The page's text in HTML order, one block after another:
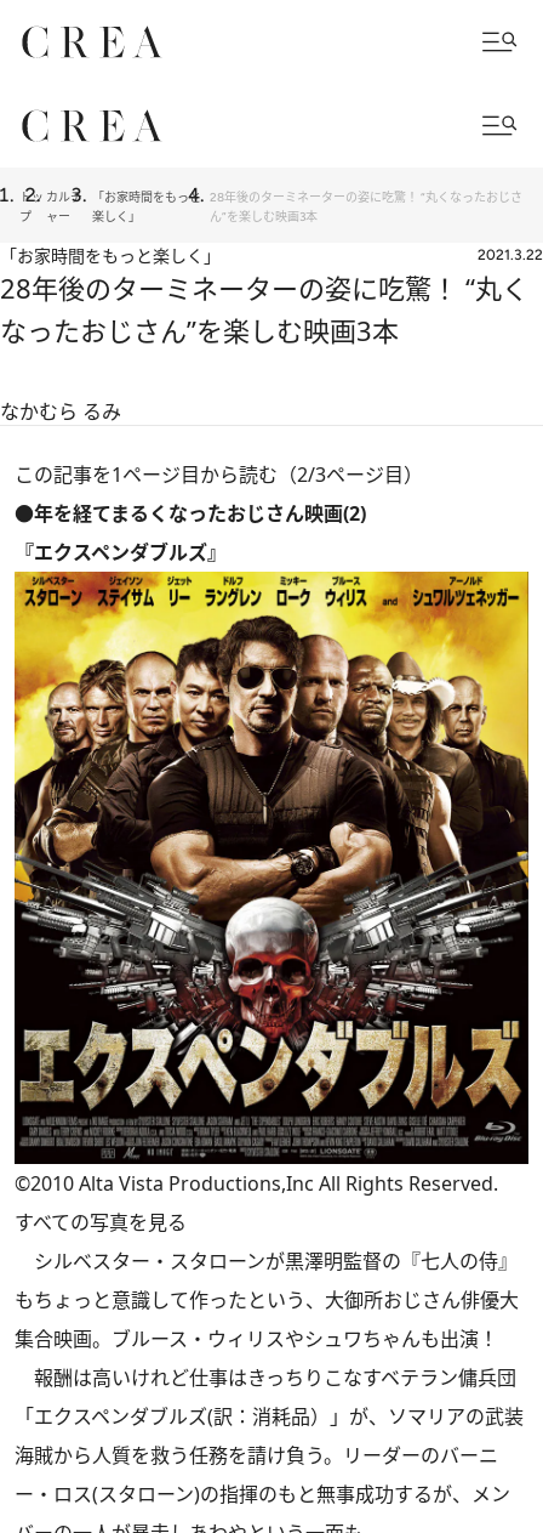
トッ
プ
カルチ
ャー
「お家時間をもっと
楽しく」
28年後のターミネーターの姿に吃驚！ “丸くなったおじさ
ん”を楽しむ映画3本
「お家時間をもっと楽しく」 2021.3.22
28年後のターミネーターの姿に吃驚！ “丸く
なったおじさん”を楽しむ映画3本
なかむら るみ
この記事を1ページ目から読む（2/3ページ目）
●年を経てまるくなったおじさん映画(2)
『エクスペンダブルズ』
©2010 Alta Vista Productions,Inc All Rights Reserved.
すべての写真を見る
シルベスター・スタローンが黒澤明監督の『七人の侍』
もちょっと意識して作ったという、大御所おじさん俳優大
集合映画。ブルース・ウィリスやシュワちゃんも出演！
報酬は高いけれど仕事はきっちりこなすベテラン傭兵団
「エクスペンダブルズ(訳：消耗品）」が、ソマリアの武装
海賊から人質を救う任務を請け負う。リーダーのバーニ
ー・ロス(スタローン)の指揮のもと無事成功するが、メン